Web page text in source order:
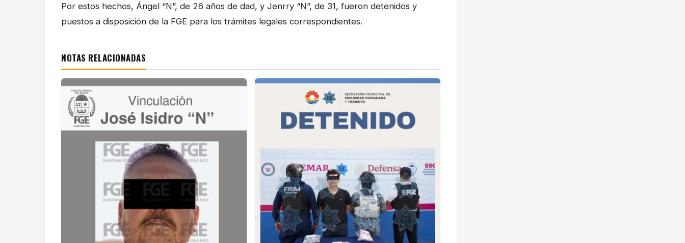
Por estos hechos, Ángel “N”, de 26 años de dad, y Jenrry “N”, de 31, fueron detenidos y
puestos a disposición de la FGE para los trámites legales correspondientes.
NOTAS RELACIONADAS